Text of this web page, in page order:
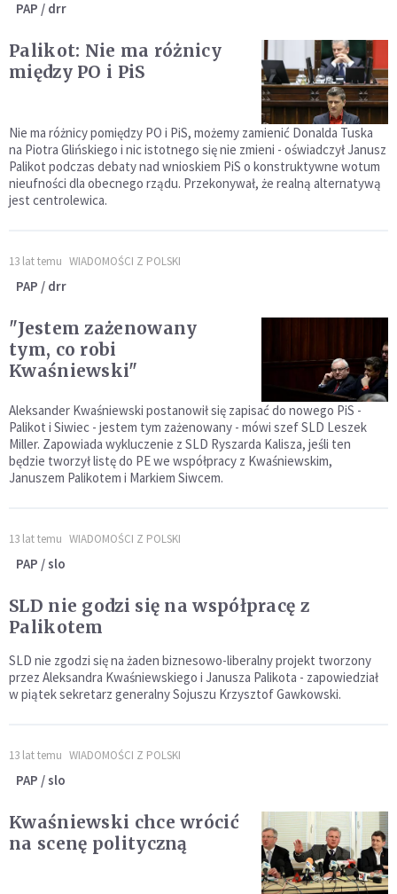
PAP / drr
Palikot: Nie ma różnicy
między PO i PiS
Nie ma różnicy pomiędzy PO i PiS, możemy zamienić Donalda Tuska
na Piotra Glińskiego i nic istotnego się nie zmieni - oświadczył Janusz
Palikot podczas debaty nad wnioskiem PiS o konstruktywne wotum
nieufności dla obecnego rządu. Przekonywał, że realną alternatywą
jest centrolewica.
13 lat temu WIADOMOŚCI Z POLSKI
PAP / drr
"Jestem zażenowany
tym, co robi
Kwaśniewski"
Aleksander Kwaśniewski postanowił się zapisać do nowego PiS -
Palikot i Siwiec - jestem tym zażenowany - mówi szef SLD Leszek
Miller. Zapowiada wykluczenie z SLD Ryszarda Kalisza, jeśli ten
będzie tworzył listę do PE we współpracy z Kwaśniewskim,
Januszem Palikotem i Markiem Siwcem.
13 lat temu WIADOMOŚCI Z POLSKI
PAP / slo
SLD nie godzi się na współpracę z
Palikotem
SLD nie zgodzi się na żaden biznesowo-liberalny projekt tworzony
przez Aleksandra Kwaśniewskiego i Janusza Palikota - zapowiedział
w piątek sekretarz generalny Sojuszu Krzysztof Gawkowski.
13 lat temu WIADOMOŚCI Z POLSKI
PAP / slo
Kwaśniewski chce wrócić
na scenę polityczną